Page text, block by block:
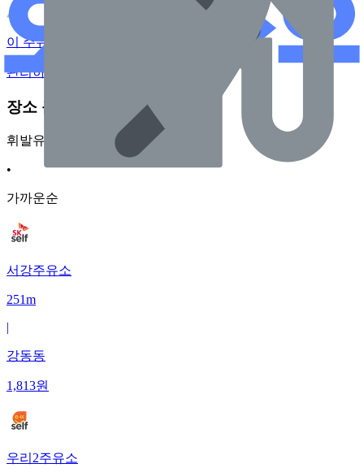
이 주유소의 사장님이신가요?
관리하기
장소 근처 주유소
휘발유
•
가까운순
서강주유소
251m
|
강동동
1,813원
우리2주유소